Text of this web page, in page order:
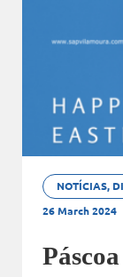
NOTÍCIAS,
26 March 2024